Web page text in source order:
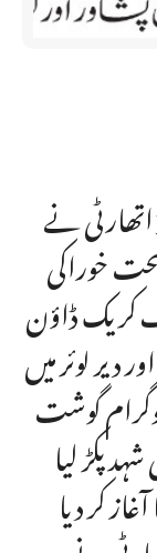
اتھارٹی نے
خوراکی
کریک ڈاؤن
دیر لوئر میں
گوشت
پکڑ لیا
کر دیا